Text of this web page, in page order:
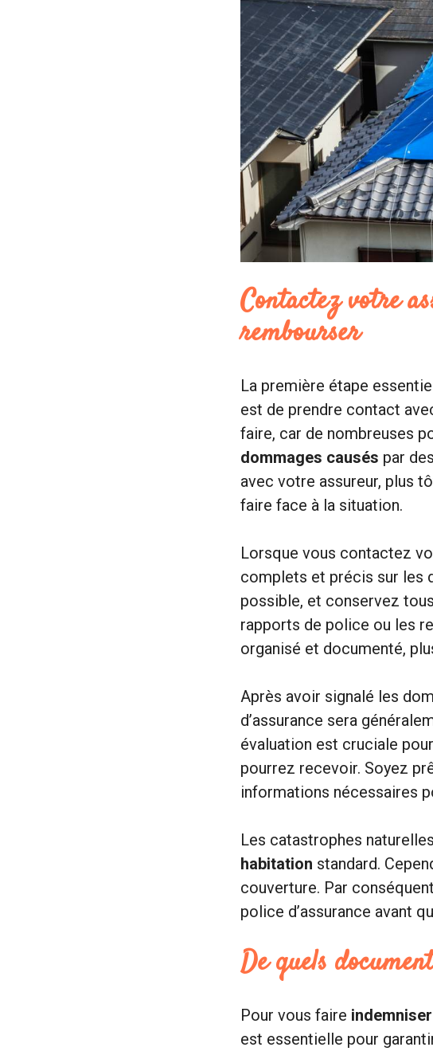
Contactez votre
rembourser
La première étape
est de prendre contact
faire, car de nombreuses
dommages causés par
avec votre assureur, plus
faire face à la situation.
Lorsque vous contactez
complets et précis sur les
possible, et conservez
rapports de police ou les
organisé et documenté,
Après avoir signalé les
d’assurance sera
évaluation est cruciale
pourrez recevoir. Soyez
informations nécessaires
Les catastrophes
habitation standard.
couverture. Par
police d’assurance avant
De quels
Pour vous faire
est essentielle pour